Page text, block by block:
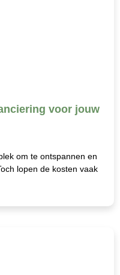
voor jouw
om te ontspannen en
lopen de kosten vaak